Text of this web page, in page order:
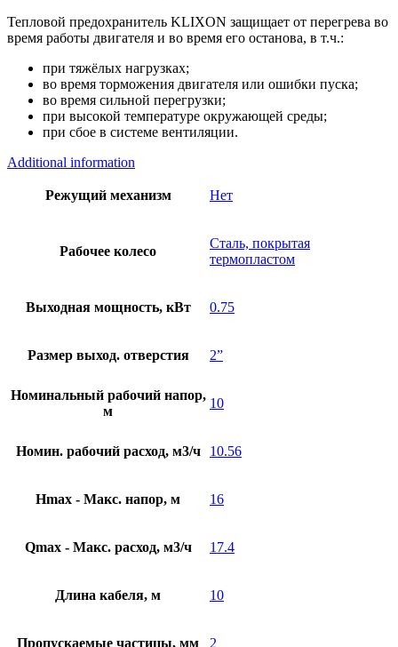
Тепловой предохранитель KLIXON защищает от перегрева во
время работы двигателя и во время его останова, в т.ч.:
при тяжёлых нагрузках;
во время торможения двигателя или ошибки пуска;
во время сильной перегрузки;
при высокой температуре окружающей среды;
при сбое в системе вентиляции.
Additional information
Режущий механизм Нет
Рабочее колесо
Сталь, покрытая
термопластом
Выходная мощность, кВт 0.75
Размер выход. отверстия 2”
Номинальный рабочий напор,
м
10
Номин. рабочий расход, м3/ч 10.56
Hmax - Макс. напор, м 16
Qmax - Макс. расход, м3/ч 17.4
Длина кабеля, м 10
Пропускаемые частицы, мм 2